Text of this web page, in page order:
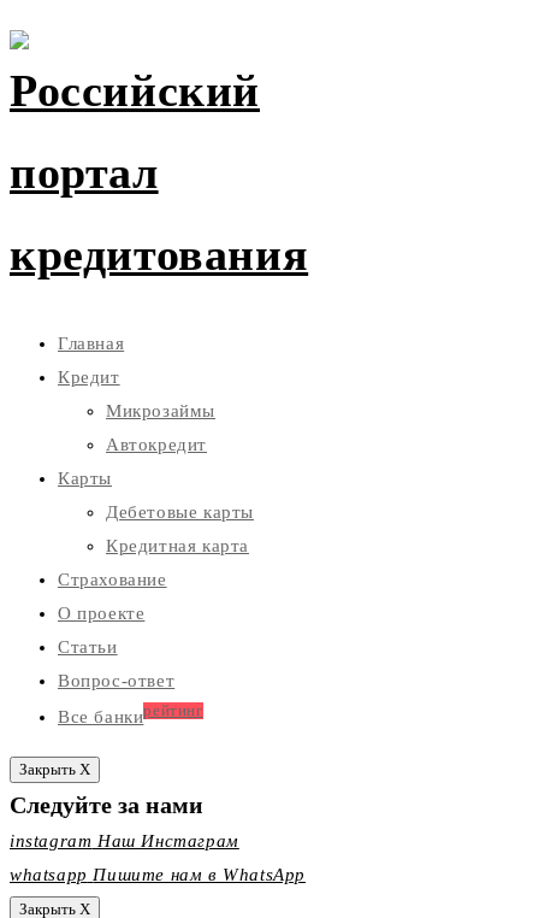
Главная
Кредит
Микрозаймы
Автокредит
Карты
Дебетовые карты
Кредитная карта
Страхование
О проекте
Статьи
Вопрос-ответ
Все банкирейтинг
Закрыть X
Следуйте за нами
instagram Наш Инстаграм
whatsapp Пишите нам в WhatsApp
Закрыть X